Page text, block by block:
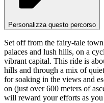
Personalizza questo percorso
Set off from the fairy-tale
palaces and lush hills, on a
vibrant capital. This ride is
hills and through a mix of
for soaking in the views and
on (just over 600 meters of
will reward your efforts as you